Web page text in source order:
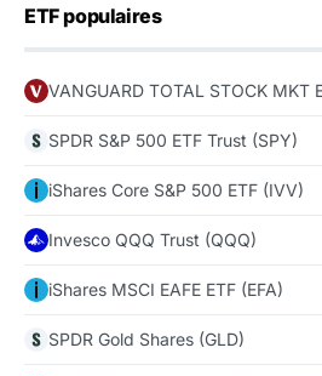
ETF populaires
VANGUARD TOTAL STOCK MKT
SPDR S&P 500 ETF Trust (SPY)
iShares Core S&P 500 ETF (IVV)
Invesco QQQ Trust (QQQ)
iShares MSCI EAFE ETF (EFA)
SPDR Gold Shares (GLD)